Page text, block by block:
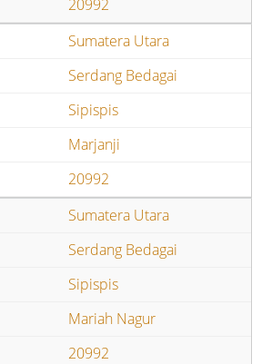
20992
Sumatera Utara
Serdang Bedagai
Sipispis
Marjanji
20992
Sumatera Utara
Serdang Bedagai
Sipispis
Mariah Nagur
20992